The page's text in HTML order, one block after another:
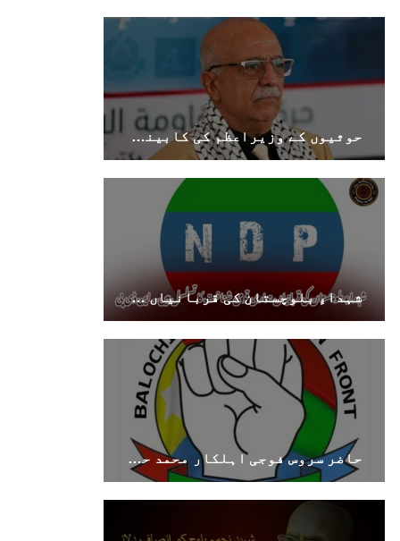
حوثیوں کے وزیراعظم کی کابینہ ارکان سمیت اسرائیلی حملے میں ہلاک۔
شہداءِ بلوچستان کی قربانیاں ہماری قومی شناخت کا تسلسل ہیں۔ این ڈی پی
حاضر سروس فوجی اہلکار محمد حنیف ولد عبدالغنی ہماری تحویل میں ہے۔ بی ایل ایف